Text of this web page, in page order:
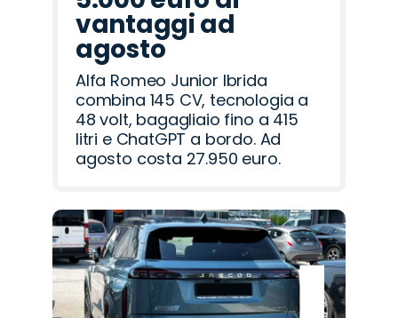
vantaggi ad
agosto
Alfa Romeo Junior Ibrida
combina 145 CV, tecnologia a
48 volt, bagagliaio fino a 415
litri e ChatGPT a bordo. Ad
agosto costa 27.950 euro.